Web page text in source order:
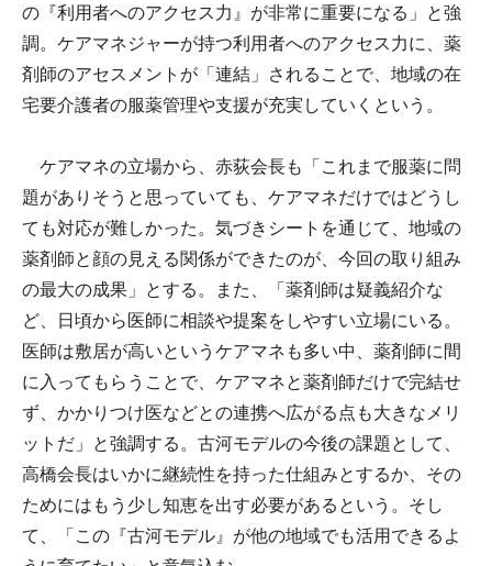
の『利用者へのアクセス力』が非常に重要になる」と強
調。ケアマネジャーが持つ利用者へのアクセス力に、薬
剤師のアセスメントが「連結」されることで、地域の在
宅要介護者の服薬管理や支援が充実していくという。
ケアマネの立場から、赤荻会長も「これまで服薬に問
題がありそうと思っていても、ケアマネだけではどうし
ても対応が難しかった。気づきシートを通じて、地域の
薬剤師と顔の見える関係ができたのが、今回の取り組み
の最大の成果」とする。また、「薬剤師は疑義紹介な
ど、日頃から医師に相談や提案をしやすい立場にいる。
医師は敷居が高いというケアマネも多い中、薬剤師に間
に入ってもらうことで、ケアマネと薬剤師だけで完結せ
ず、かかりつけ医などとの連携へ広がる点も大きなメリ
ットだ」と強調する。古河モデルの今後の課題として、
高橋会長はいかに継続性を持った仕組みとするか、その
ためにはもう少し知恵を出す必要があるという。そし
て、「この『古河モデル』が他の地域でも活用できるよ